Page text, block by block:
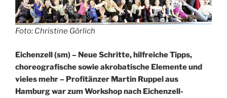
Foto: Christine Görlich
Eichenzell (sm) – Neue Schritte, hilfreiche Tipps,
choreografische sowie akrobatische Elemente und
vieles mehr – Profitänzer Martin Ruppel aus
Hamburg war zum Workshop nach Eichenzell-